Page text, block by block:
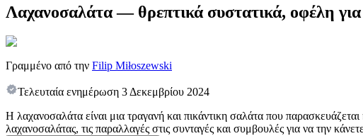
Λαχανοσαλάτα — θρεπτικά συστατικά, οφέλη
Γραμμένο από την Filip Miłoszewski
Τελευταία ενημέρωση 3 Δεκεμβρίου 2024
Η λαχανοσαλάτα είναι μια τραγανή και πικάντικη σαλάτα που
λαχανοσαλάτας, τις παραλλαγές στις συνταγές και συμβουλές για να την